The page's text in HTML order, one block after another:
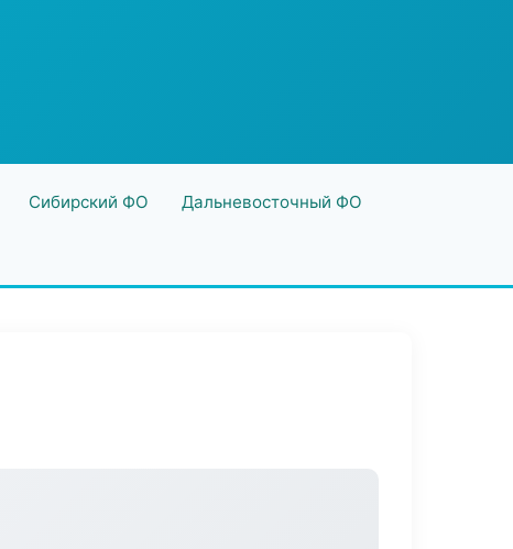
Сибирский ФО Дальневосточный ФО